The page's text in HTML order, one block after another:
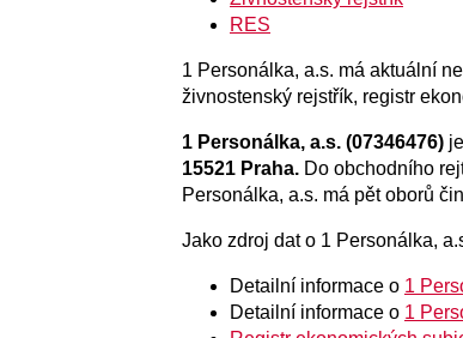
RES
1 Personálka, a.s. má aktuální
živnostenský rejstřík, registr
1 Personálka, a.s. (07346476)
15521 Praha. Do obchodního
Personálka, a.s. má pět oborů
Jako zdroj dat o 1 Personálka,
Detailní informace o 1
Detailní informace o 1